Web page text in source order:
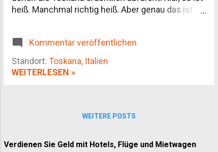
heiß. Manchmal richtig heiß. Aber genau das ist
Sightseeing-Marathon, ein spätes Abendessen,
das bis Mitternacht dauert – bekommt viel zurück.
Vor allem: Feste. Und zwar nicht irgendwelche,
Spätsommer 2025. Vielleicht ist ja was dabei –
Feiertag in Italien. Und ja, es ist überall voll. Städte
Kommentar veröffentlichen
Standort: Toskana, Italien
WEITERLESEN »
WEITERE POSTS
Verdienen Sie Geld mit Hotels, Flüge und Mietwagen